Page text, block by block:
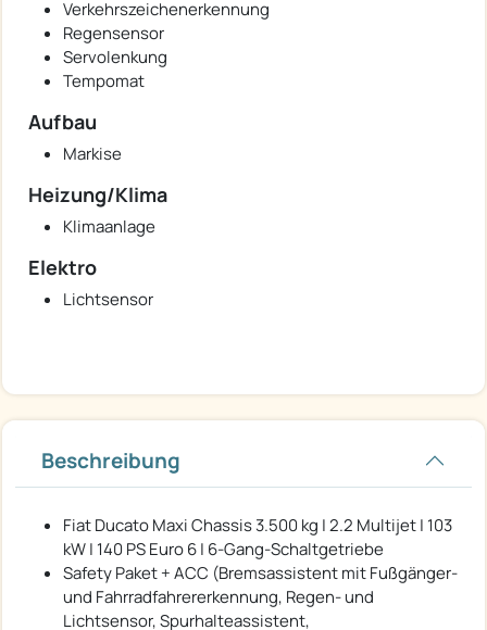
Verkehrszeichenerkennung
Regensensor
Servolenkung
Tempomat
Aufbau
Markise
Heizung/Klima
Klimaanlage
Elektro
Lichtsensor
Beschreibung
Fiat Ducato Maxi Chassis 3.500 kg | 2.2 Multijet | 103
kW | 140 PS Euro 6 | 6-Gang-Schaltgetriebe
Safety Paket + ACC (Bremsassistent mit Fußgänger-
und Fahrradfahrererkennung, Regen- und
Lichtsensor, Spurhalteassistent,